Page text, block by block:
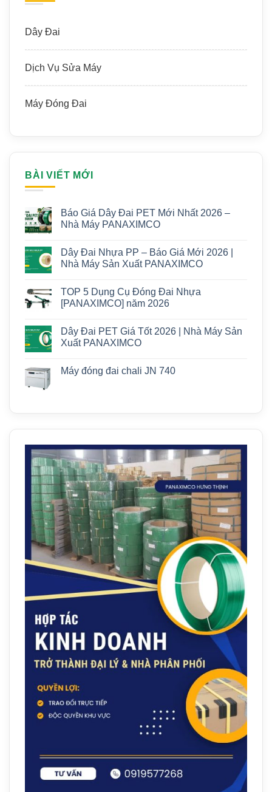
Dây Đai
Dịch Vụ Sửa Máy
Máy Đóng Đai
BÀI VIẾT MỚI
Báo Giá Dây Đai PET Mới Nhất 2026 –
Nhà Máy PANAXIMCO
Dây Đai Nhựa PP – Báo Giá Mới 2026 |
Nhà Máy Sản Xuất PANAXIMCO
TOP 5 Dụng Cụ Đóng Đai Nhựa
[PANAXIMCO] năm 2026
Dây Đai PET Giá Tốt 2026 | Nhà Máy Sản
Xuất PANAXIMCO
Máy đóng đai chali JN 740